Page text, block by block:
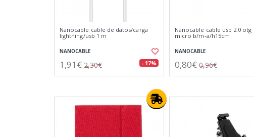
Nanocable cable de datos/carga
lightning/usb 1 m
NANOCABLE
1,91€ 2,30€ - 17%
Nanocable cable usb 2.0 otg
micro b/m-a/h15cm
NANOCABLE
0,80€ 0,96€